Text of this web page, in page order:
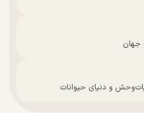
جهان
و دنیای حیوانات